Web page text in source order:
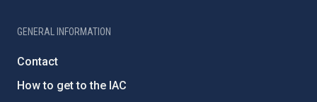
GENERAL INFORMATION
Contact
How to get to the IAC